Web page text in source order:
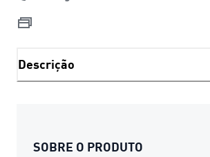
Descrição
SOBRE O PRODUTO